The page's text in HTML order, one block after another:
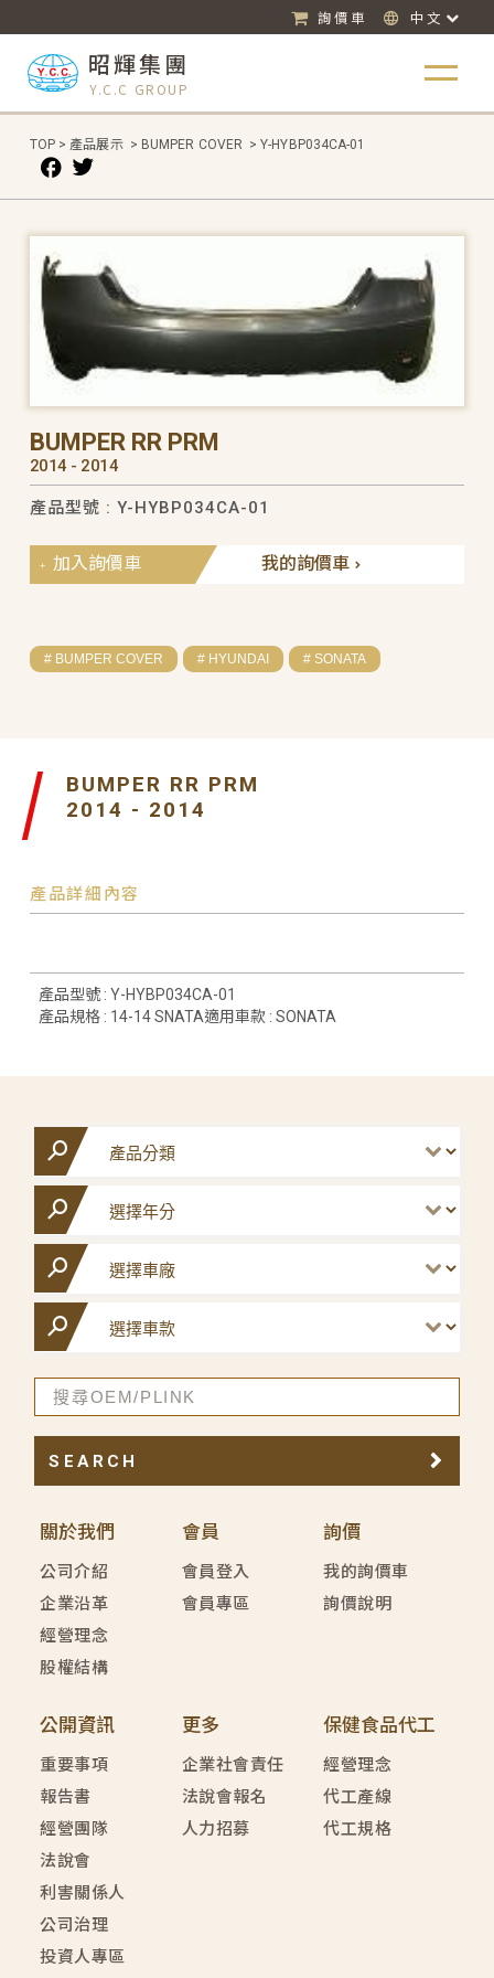
詢價車 中文
昭輝集團
Y.C.C GROUP
TOP > 產品展示 > BUMPER COVER > Y-HYBP034CA-01
BUMPER RR PRM
2014 - 2014
產品型號 : Y-HYBP034CA-01
我的詢價車
加入詢價車
# BUMPER COVER # HYUNDAI # SONATA
BUMPER RR PRM
2014 - 2014
產品詳細內容
產品型號 : Y-HYBP034CA-01
產品規格 : 14-14 SNATA適用車款 : SONATA
關於我們
公司介紹
企業沿革
經營理念
股權結構
會員
會員登入
會員專區
詢價
我的詢價車
詢價說明
公開資訊
重要事項
報告書
經營團隊
法說會
利害關係人
公司治理
投資人專區
更多
企業社會責任
法說會報名
人力招募
保健食品代工
經營理念
代工產線
代工規格
SEARCH